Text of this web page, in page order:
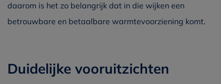
daarom is het zo belangrijk dat in die wijken een
betrouwbare en betaalbare warmtevoorziening komt.
Duidelijke vooruitzichten